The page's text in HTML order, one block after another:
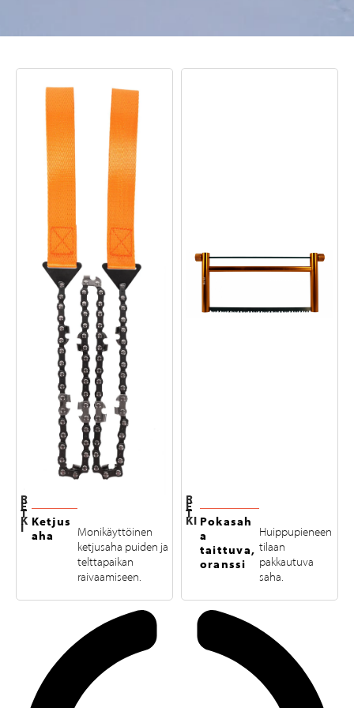
R
E
T
K
I Ketjus
aha
Monikäyttöinen
ketjusaha puiden ja
telttapaikan
raivaamiseen.
R
E
T
KI Pokasah
a
taittuva,
oranssi
Huippupieneen
tilaan
pakkautuva
saha.